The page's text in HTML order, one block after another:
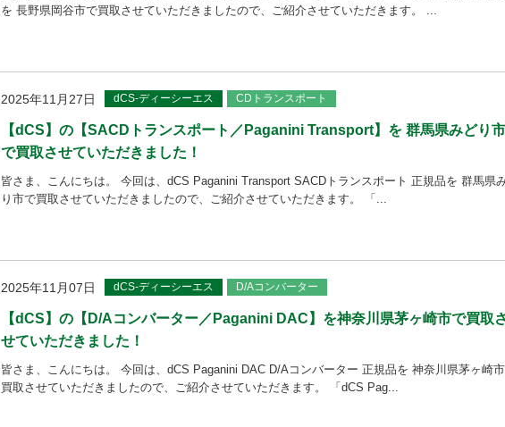
を 長野県岡谷市で買取させていただきましたので、ご紹介させていただきます。 ...
2025年11月27日 dCS-ディーシーエス CDトランスポート
【dCS】の【SACDトランスポート／Paganini Transport】を 群馬県みどり市
で買取させていただきました！
皆さま、こんにちは。 今回は、dCS Paganini Transport SACDトランスポート 正規品を 群馬県
り市で買取させていただきましたので、ご紹介させていただきます。 「...
2025年11月07日 dCS-ディーシーエス D/Aコンバーター
【dCS】の【D/Aコンバーター／Paganini DAC】を神奈川県茅ヶ崎市で買取
せていただきました！
皆さま、こんにちは。 今回は、dCS Paganini DAC D/Aコンバーター 正規品を 神奈川県茅ヶ崎
買取させていただきましたので、ご紹介させていただきます。 「dCS Pag...